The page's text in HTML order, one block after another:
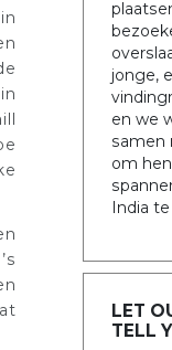
jonge,
en we
samen
om
India
LET
TELL